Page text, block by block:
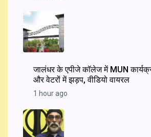
जालंधर के एपीजे कॉलेज में MUN
और वेटरों में झड़प, वीडियो वायरल
1 hour ago